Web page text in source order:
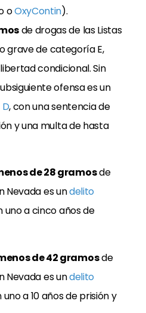
oOxyContin).
de drogas de las Listas
grave de categoría E,
condicional. Sin
ofensa es un
, con una sentencia de
y una multa de hasta
de 28 gramosde
Nevada es undelito
uno a cinco años de
de 42 gramosde
Nevada es undelito
uno a 10 años de prisión y